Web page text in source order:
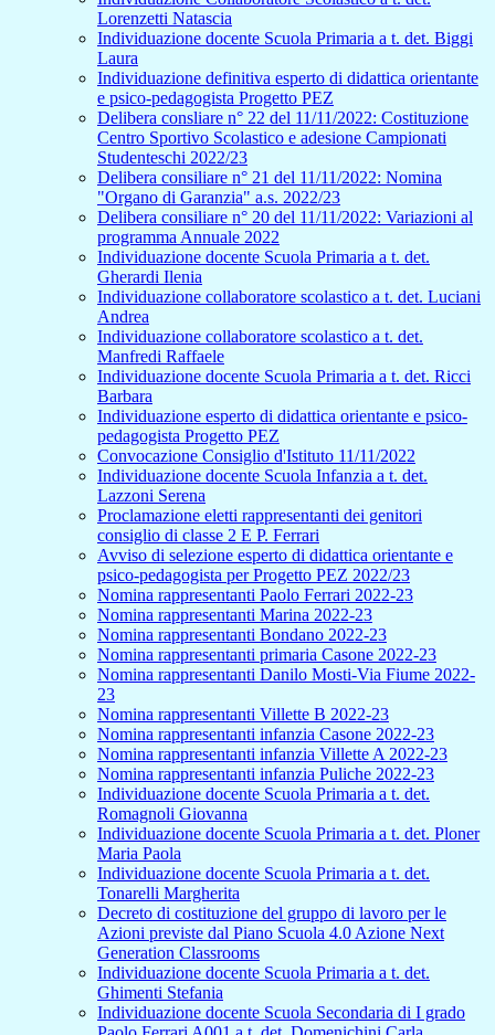
Lorenzetti Natascia
Individuazione docente Scuola Primaria a t. det. Biggi
Laura
Individuazione definitiva esperto di didattica orientante
e psico-pedagogista Progetto PEZ
Delibera consliare n° 22 del 11/11/2022: Costituzione
Centro Sportivo Scolastico e adesione Campionati
Studenteschi 2022/23
Delibera consiliare n° 21 del 11/11/2022: Nomina
"Organo di Garanzia" a.s. 2022/23
Delibera consiliare n° 20 del 11/11/2022: Variazioni al
programma Annuale 2022
Individuazione docente Scuola Primaria a t. det.
Gherardi Ilenia
Individuazione collaboratore scolastico a t. det. Luciani
Andrea
Individuazione collaboratore scolastico a t. det.
Manfredi Raffaele
Individuazione docente Scuola Primaria a t. det. Ricci
Barbara
Individuazione esperto di didattica orientante e psico-
pedagogista Progetto PEZ
Convocazione Consiglio d'Istituto 11/11/2022
Individuazione docente Scuola Infanzia a t. det.
Lazzoni Serena
Proclamazione eletti rappresentanti dei genitori
consiglio di classe 2 E P. Ferrari
Avviso di selezione esperto di didattica orientante e
psico-pedagogista per Progetto PEZ 2022/23
Nomina rappresentanti Paolo Ferrari 2022-23
Nomina rappresentanti Marina 2022-23
Nomina rappresentanti Bondano 2022-23
Nomina rappresentanti primaria Casone 2022-23
Nomina rappresentanti Danilo Mosti-Via Fiume 2022-
23
Nomina rappresentanti Villette B 2022-23
Nomina rappresentanti infanzia Casone 2022-23
Nomina rappresentanti infanzia Villette A 2022-23
Nomina rappresentanti infanzia Puliche 2022-23
Individuazione docente Scuola Primaria a t. det.
Romagnoli Giovanna
Individuazione docente Scuola Primaria a t. det. Ploner
Maria Paola
Individuazione docente Scuola Primaria a t. det.
Tonarelli Margherita
Decreto di costituzione del gruppo di lavoro per le
Azioni previste dal Piano Scuola 4.0 Azione Next
Generation Classrooms
Individuazione docente Scuola Primaria a t. det.
Ghimenti Stefania
Individuazione docente Scuola Secondaria di I grado